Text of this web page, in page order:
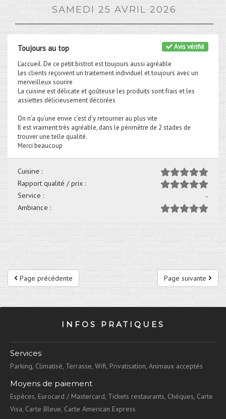
SAMEDI 25 AVRIL 2026
Avis vérifié
Toujours au top
L’accueil. De ce petit bistrot est toujours aussi agréable
Les clients reçoivent un traitement individuel et toujours avec un
merveilleux sourire
La cuisine est délicate et goûteuse les produits sont frais et les
assiettes délicieusement décorées
On n’a qu’une envie c’est d’y retourner au plus vite
Il est vraiment très agréable, dans le périmètre de 2 stades de
trouver une telle qualité.
Merci beaucoup
Cuisine :
Rapport qualité / prix :
-
Service :
Ambiance :
Page suivante
Page précédente
INFOS PRATIQUES
Services
Parking, Climatisé, Terrasse, Wifi, Privatisation, Animaux acceptés
Moyens de paiement
Espèces, Eurocard / Mastercard, Tickets restaurants, Chèques, Carte
Visa, Carte Bleue, Carte American Express